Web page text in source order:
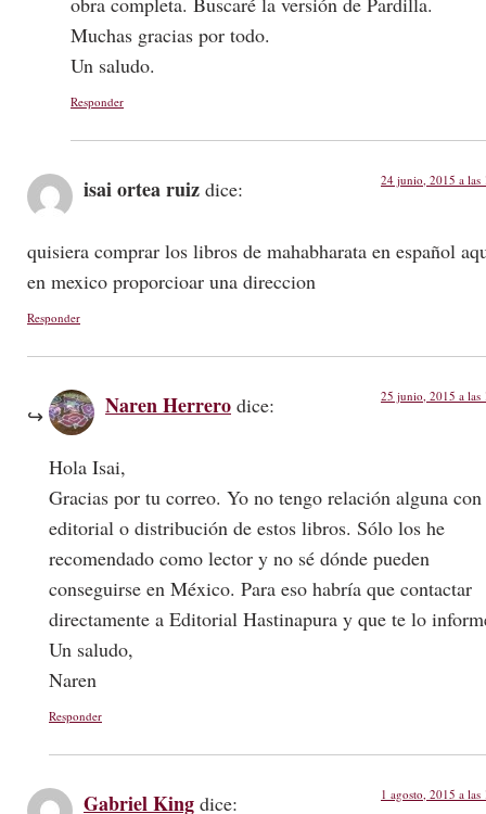
Muchas gracias por todo.
Un saludo.
Responder
isai ortea ruiz dice: 24 junio, 2015 a las
quisiera comprar los libros de mahabharata en español
en mexico proporcioar una direccion
Responder
Naren Herrero dice: 25 junio, 2015 a las
Hola Isai,
Gracias por tu correo. Yo no tengo relación alguna
editorial o distribución de estos libros. Sólo los he
recomendado como lector y no sé dónde pueden
conseguirse en México. Para eso habría que contactar
directamente a Editorial Hastinapura y que te lo
Un saludo,
Naren
Responder
Gabriel King dice: 1 agosto, 2015 a las